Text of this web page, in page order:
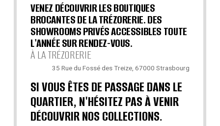
VENEZ DÉCOUVRIR LES BOUTIQUES
BROCANTES DE LA TRÉZORERIE. DES
SHOWROOMS PRIVÉS ACCESSIBLES TOUTE
L'ANNÉE SUR RENDEZ-VOUS.
À LA TRÉZORERIE
35 Rue du Fossé des Treize, 67000 Strasbourg
SI VOUS ÊTES DE PASSAGE DANS LE
QUARTIER, N'HÉSITEZ PAS À VENIR
DÉCOUVRIR NOS COLLECTIONS.